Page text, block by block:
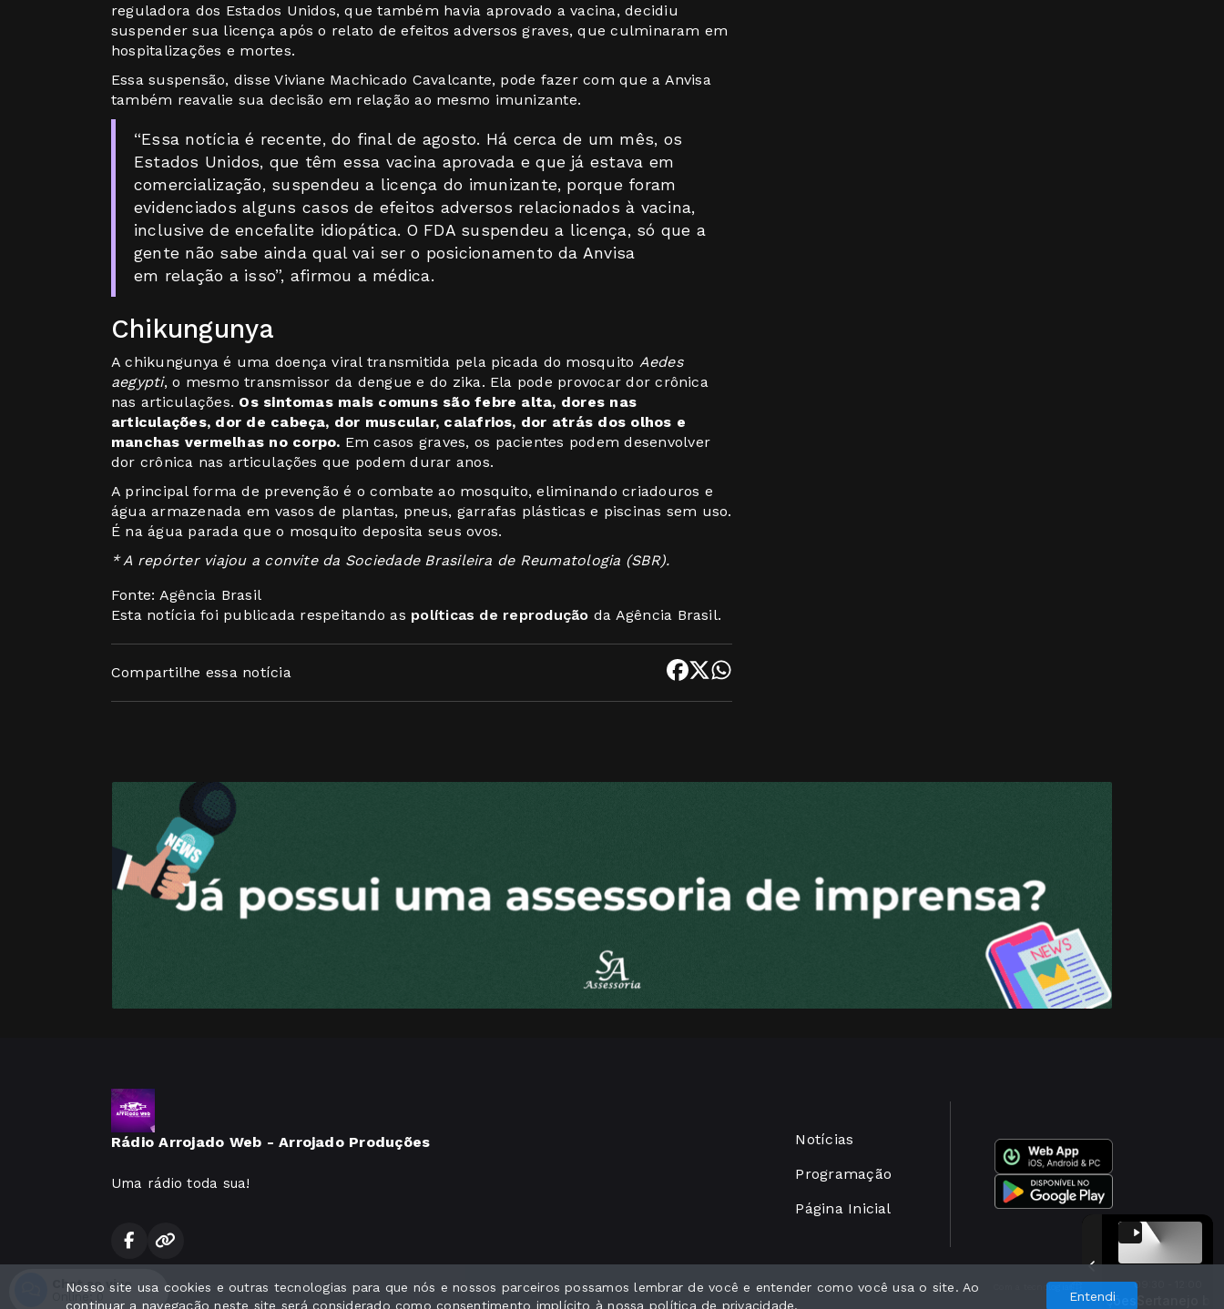
09:30 - 12:00
Sertanejo bom demais com Arrojado ProduçõesSertanejo bom
reguladora dos Estados Unidos, que também havia aprovado a vacina, decidiu
suspender sua licença após o relato de efeitos adversos graves, que culminaram em
hospitalizações e mortes.
Essa suspensão, disse Viviane Machicado Cavalcante, pode fazer com que a Anvisa
também reavalie sua decisão em relação ao mesmo imunizante.
“Essa notícia é recente, do final de agosto. Há cerca de um mês, os
Estados Unidos, que têm essa vacina aprovada e que já estava em
comercialização, suspendeu a licença do imunizante, porque foram
evidenciados alguns casos de efeitos adversos relacionados à vacina,
inclusive de encefalite idiopática. O FDA suspendeu a licença, só que a
gente não sabe ainda qual vai ser o posicionamento da Anvisa
em relação a isso”, afirmou a médica.
Chikungunya
A chikungunya é uma doença viral transmitida pela picada do mosquito Aedes
aegypti, o mesmo transmissor da dengue e do zika. Ela pode provocar dor crônica
nas articulações. Os sintomas mais comuns são febre alta, dores nas
articulações, dor de cabeça, dor muscular, calafrios, dor atrás dos olhos e
manchas vermelhas no corpo. Em casos graves, os pacientes podem desenvolver
dor crônica nas articulações que podem durar anos.
A principal forma de prevenção é o combate ao mosquito, eliminando criadouros e
água armazenada em vasos de plantas, pneus, garrafas plásticas e piscinas sem uso.
É na água parada que o mosquito deposita seus ovos.
* A repórter viajou a convite da Sociedade Brasileira de Reumatologia (SBR).
Fonte: Agência Brasil
Esta notícia foi publicada respeitando as políticas de reprodução da Agência Brasil.
Compartilhe essa notícia
Rádio Arrojado Web - Arrojado Produções
Uma rádio toda sua!
Notícias
Programação
Página Inicial
Todos os direitos reservados. Com a tecnologia
Nosso site usa cookies e outras tecnologias para que nós e nossos parceiros possamos lembrar de você e entender como você usa o site. Ao
continuar a navegação neste site será considerado como consentimento implícito à nossa política de privacidade.
Entendi
Chat ao vivo